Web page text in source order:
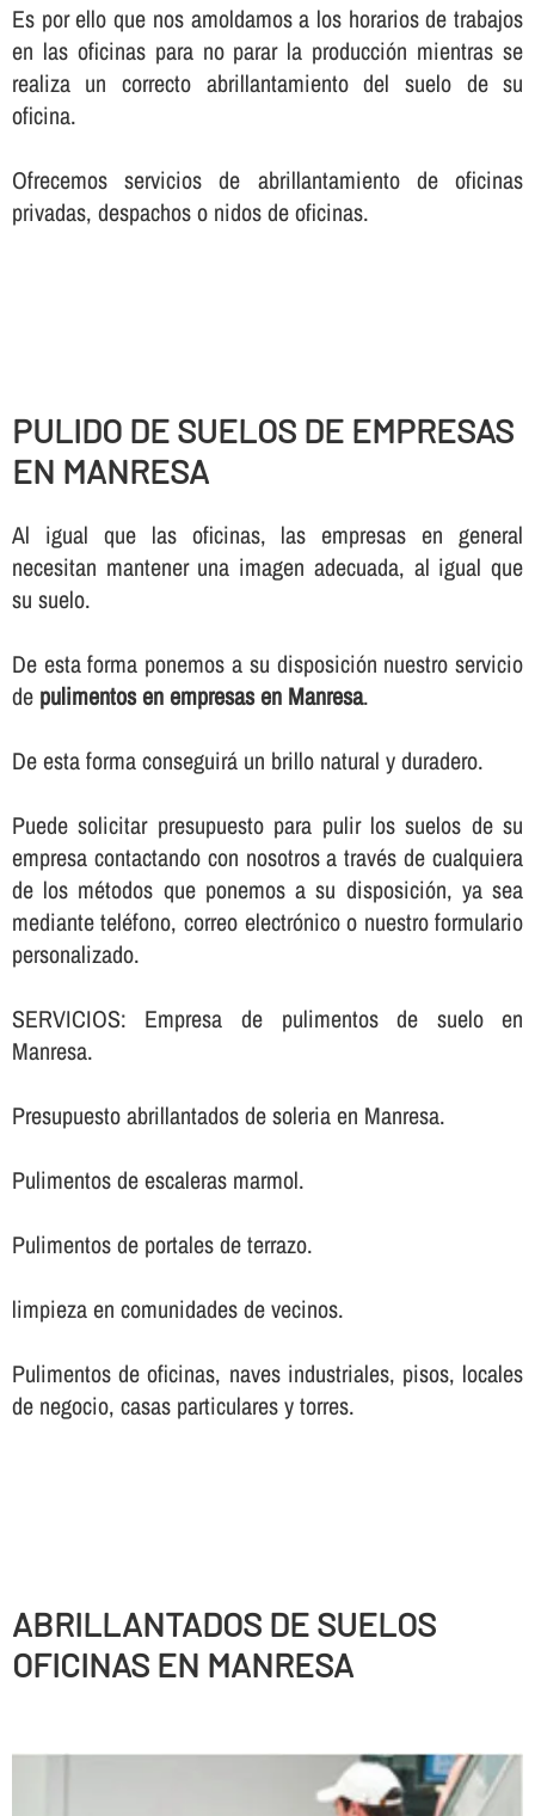
Es por ello que nos amoldamos a los horarios de trabajos
en las oficinas para no parar la producción mientras se
realiza un correcto abrillantamiento del suelo de su
oficina.
Ofrecemos servicios de abrillantamiento de oficinas
privadas, despachos o nidos de oficinas.
PULIDO DE SUELOS DE EMPRESAS
EN MANRESA
Al igual que las oficinas, las empresas en general
necesitan mantener una imagen adecuada, al igual que
su suelo.
De esta forma ponemos a su disposición nuestro servicio
de pulimentos en empresas en Manresa.
De esta forma conseguirá un brillo natural y duradero.
Puede solicitar presupuesto para pulir los suelos de su
empresa contactando con nosotros a través de cualquiera
de los métodos que ponemos a su disposición, ya sea
mediante teléfono, correo electrónico o nuestro formulario
personalizado.
SERVICIOS: Empresa de pulimentos de suelo en
Manresa.
Presupuesto abrillantados de soleria en Manresa.
Pulimentos de escaleras marmol.
Pulimentos de portales de terrazo.
limpieza en comunidades de vecinos.
Pulimentos de oficinas, naves industriales, pisos, locales
de negocio, casas particulares y torres.
ABRILLANTADOS DE SUELOS
OFICINAS EN MANRESA